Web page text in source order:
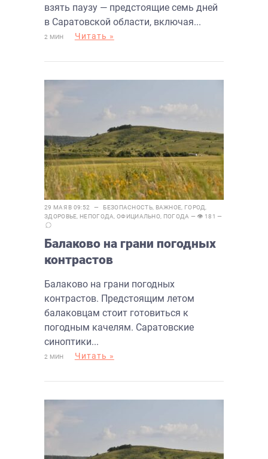
взять паузу — предстоящие семь дней
в Саратовской области, включая...
2 МИН Читать »
29 МАЯ В 09:52 — БЕЗОПАСНОСТЬ, ВАЖНОЕ ГОРОД
ЗДОРОВЬЕ НЕПОГОДА ,ОФИЦИАЛЬНО ПОГОДА — 👁 181 —
Балаково на грани погодных
контрастов
Балаково на грани погодных
контрастов. Предстоящим летом
балаковцам стоит готовиться к
погодным качелям. Саратовские
синоптики...
2 МИН Читать »